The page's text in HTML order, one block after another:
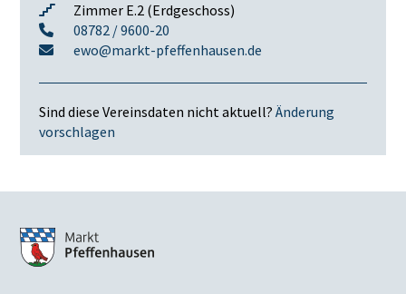
Zimmer E.2 (Erdgeschoss)
08782 / 9600-20
ewo@markt-pfeffenhausen.de
Sind diese Vereinsdaten nicht aktuell? Änderung
vorschlagen